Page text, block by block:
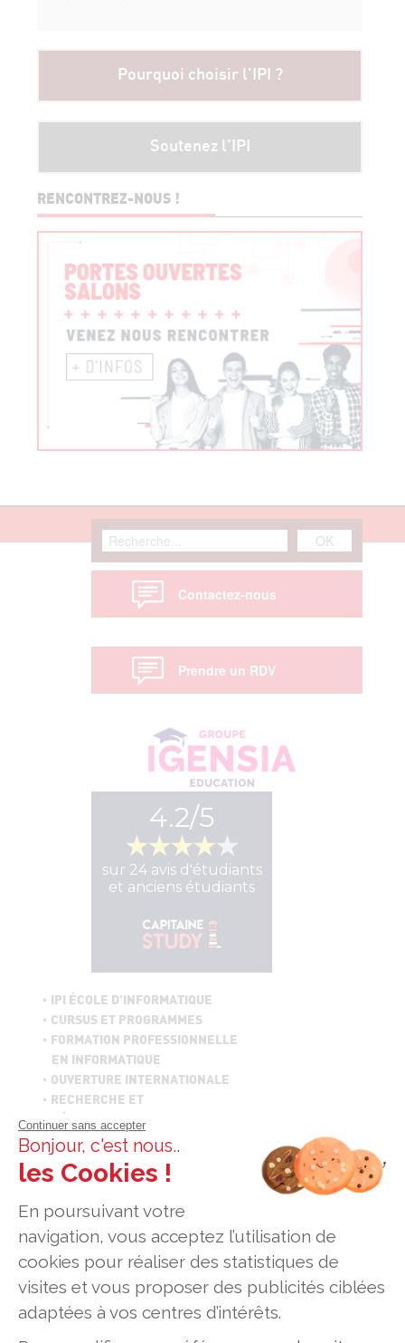
Pourquoi choisir l'IPI ?
Soutenez l’IPI
RENCONTREZ-NOUS !
Contactez-nous
Prendre un RDV
IPI ÉCOLE D’INFORMATIQUE
CURSUS ET PROGRAMMES
FORMATION PROFESSIONNELLE
EN INFORMATIQUE
OUVERTURE INTERNATIONALE
RECHERCHE ET
DÉVELOPPEMENT
ESPACE ENTREPRISES
CARRIÈRE & DIPLÔMÉS
GEEKTIONNAIRE
© Établissement d’enseignement supérieur
technique privé, Association à but non lucratif
ADRESSES
Paris - 7 rue Pierre Dupont - 75010 Paris
Lyon - 7 Rue Jean-Marie Leclair - 69009 Lyon
Blagnac Cedex
Continuer sans accepter
Bonjour, c'est nous..
les Cookies !
En poursuivant votre
navigation, vous acceptez l’utilisation de
cookies pour réaliser des statistiques de
visites et vous proposer des publicités ciblées
adaptées à vos centres d’intérêts.